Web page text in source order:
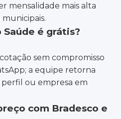
mensalidade mais alta
é grátis?
sem compromisso
a equipe retorna
perfil ou empresa em
com Bradesco e